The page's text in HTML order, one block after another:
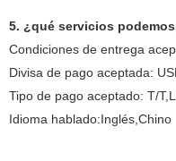
5. ¿qué servicios
Condiciones de entrega
Divisa de pago aceptada:
Tipo de pago aceptado: T/
Idioma hablado:Inglés,Chino